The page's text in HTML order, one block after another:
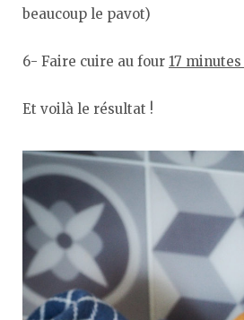
beaucoup le pavot)
6- Faire cuire au four 17 minutes
Et voilà le résultat !